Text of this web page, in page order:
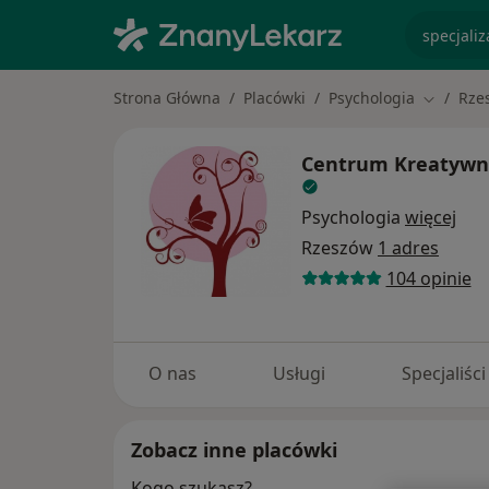
Strona Główna Placówki Psychologia Zmień
Centrum
Psychologia więcej
Rzeszów 1 adres
104 opinie
O nas Usługi Specjaliści
Zobacz inne placówki